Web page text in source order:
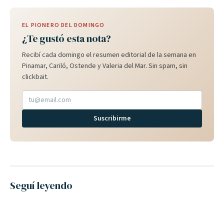
EL PIONERO DEL DOMINGO
¿Te gustó esta nota?
Recibí cada domingo el resumen editorial de la semana en
Pinamar, Cariló, Ostende y Valeria del Mar. Sin spam, sin
clickbait.
Suscribirme
Seguí leyendo